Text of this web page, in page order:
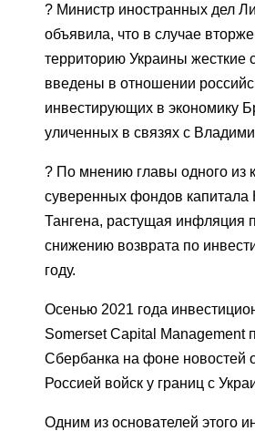
? Министр иностранных дел
объявила, что в случае
территорию Украины жесткие
введены в отношении
инвестирующих в экономику
уличенных в связях с
? По мнению главы одного из
суверенных фондов капитала
Тангена, растущая инфляция
снижению возврата по
году.
Осенью 2021 года
Somerset Capital Management
Сбербанка на фоне новостей
Россией войск у границ с
Одним из основателей этого